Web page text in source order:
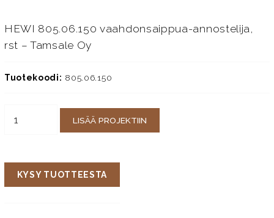
HEWI 805.06.150 vaahdonsaippua-annostelija,
rst – Tamsale Oy
Tuotekoodi: 805.06.150
LISÄÄ PROJEKTIIN
KYSY TUOTTEESTA